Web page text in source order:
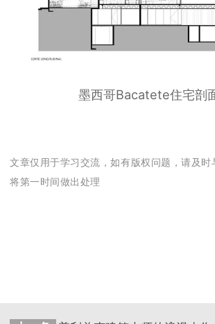
墨西哥Bacatete住宅剖
文章仅用于学习交流，如有版权问题，请及时
将第一时间做出处理